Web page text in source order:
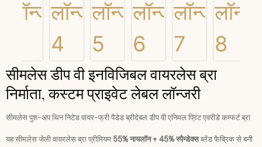
सीमलेस डीप वी इनविजिबल वायरलेस ब्रा
निर्माता, कस्टम प्राइवेट लेबल लॉन्जरी
सीमलेस पुश-अप थिन निटेड वायर-फ्री पैडेड ब्रीदेबल डीप वी एनिमल प्रिंट एवरीडे कम्फर्ट ब्रा
यह सीमलेस जेली वायरलेस ब्रा प्रीमियम 55% नायलॉन + 45% स्पैन्डेक्सब्लेंड फैब्रिक से बनी